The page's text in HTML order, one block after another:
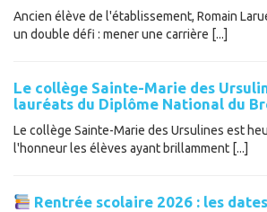
Ancien élève de l'établissement, Romain
un double défi : mener une carrière [...]
Le collège Sainte-Marie des
lauréats du Diplôme National du
Le collège Sainte-Marie des Ursulines est
l'honneur les élèves ayant brillamment [...]
Rentrée scolaire 2026 : les